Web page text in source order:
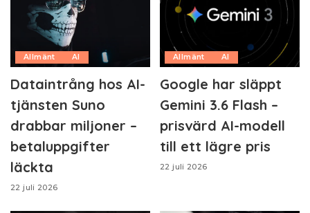
Allmänt AI
Dataintrång hos AI-
tjänsten Suno
drabbar miljoner –
betaluppgifter
läckta
22 juli 2026
Allmänt AI
Google har släppt
Gemini 3.6 Flash –
prisvärd AI-modell
till ett lägre pris
22 juli 2026